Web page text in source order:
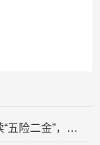
上一篇：【智享讲堂第十一期】深入解读“五险二金”，筑牢员工安心基石